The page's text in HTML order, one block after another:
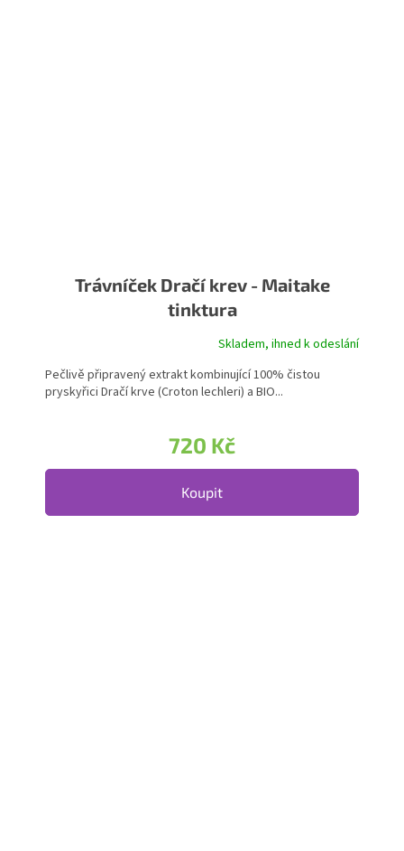
Trávníček Dračí krev - Maitake
tinktura
Skladem, ihned k odeslání
720 Kč
Koupit
Pečlivě připravený extrakt kombinující 100% čistou
pryskyřici Dračí krve (Croton lechleri) a BIO...